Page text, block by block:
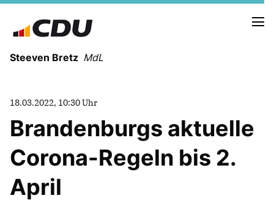
Steeven Bretz MdL
VITA
WAHLKREISBESUCHE
18.03.2022, 10:30 Uhr
Brandenburgs aktuelle
Corona-Regeln bis 2.
April